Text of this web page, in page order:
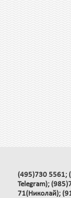
(495)730 5561;
Telegram);
71(Николай);